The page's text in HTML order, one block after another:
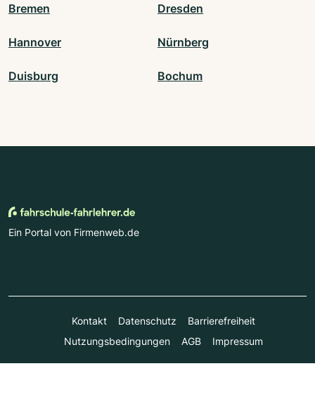
Bremen Dresden
Hannover Nürnberg
Duisburg Bochum
Ein Portal von Firmenweb.de
Kontakt Datenschutz
Barrierefreiheit
Nutzungsbedingungen
AGB Impressum